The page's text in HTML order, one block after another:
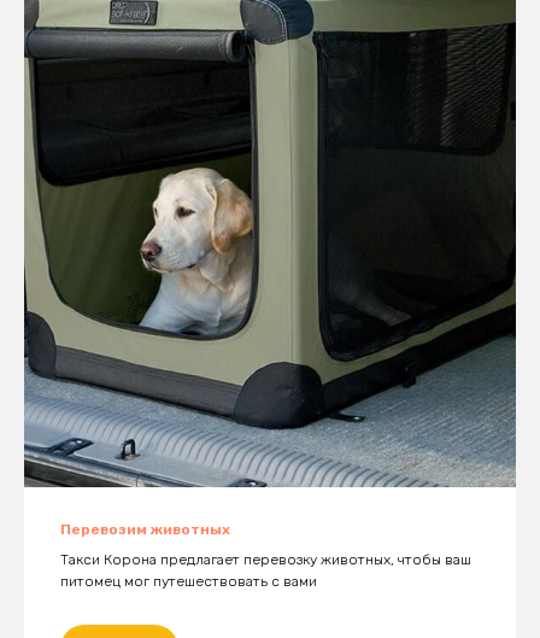
Перевозим животных
Такси Корона предлагает перевозку животных, чтобы ваш
питомец мог путешествовать с вами